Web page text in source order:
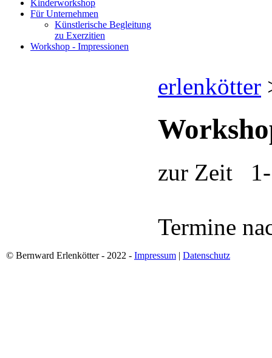
Kinderworkshop
Für Unternehmen
Künstlerische Begleitung
zu Exerzitien
Workshop - Impressionen
erlenkötter
zur Zeit 1-
Termine
© Bernward Erlenkötter - 2022 - Impressum | Datenschutz